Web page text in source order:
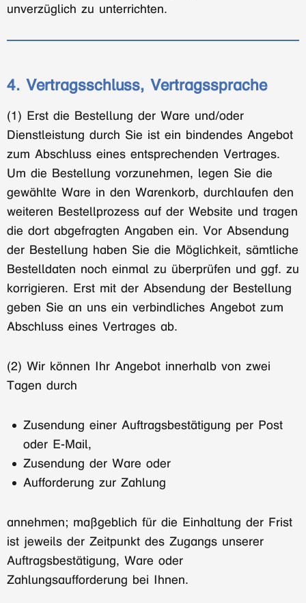
unverzüglich zu unterrichten.
4. Vertragsschluss, Vertragssprache
(1) Erst die Bestellung der Ware und/oder
Dienstleistung durch Sie ist ein bindendes Angebot
zum Abschluss eines entsprechenden Vertrages.
Um die Bestellung vorzunehmen, legen Sie die
gewählte Ware in den Warenkorb, durchlaufen den
weiteren Bestellprozess auf der Website und tragen
die dort abgefragten Angaben ein. Vor Absendung
der Bestellung haben Sie die Möglichkeit, sämtliche
Bestelldaten noch einmal zu überprüfen und ggf. zu
korrigieren. Erst mit der Absendung der Bestellung
geben Sie an uns ein verbindliches Angebot zum
Abschluss eines Vertrages ab.
(2) Wir können Ihr Angebot innerhalb von zwei
Tagen durch
Zusendung einer Auftragsbestätigung per Post
oder E-Mail,
Zusendung der Ware oder
Aufforderung zur Zahlung
annehmen; maßgeblich für die Einhaltung der Frist
ist jeweils der Zeitpunkt des Zugangs unserer
Auftragsbestätigung, Ware oder
Zahlungsaufforderung bei Ihnen.